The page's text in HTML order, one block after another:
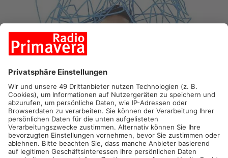
Am Samstag, den 20. Juli 2024 wird der Kabarettist Philipp
Weber (aus Amorbach) ab 20:00 Uhr zum 2. Mal in der Sport-
und Kulturhalle des VfL Mönchberg in der Sudetenstraße 1 mit
seinem Programm: "DURST - Warten auf Merlot" auftreten.
In der Pause und nach dem Auftritt wird es, wie bei den VfL-